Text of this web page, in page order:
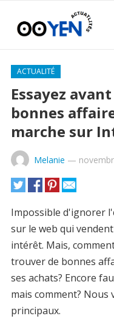
ACTUALITÉ
Essayez
bonnes
marche sur
Melanie —
Impossible d'ignorer
sur le web qui
intérêt. Mais,
trouver de bonnes
ses achats? Encore
mais comment? Nous
principaux.